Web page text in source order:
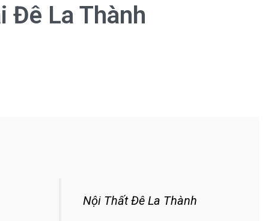
Đê La Thành
Nội Thất Đê La Thành